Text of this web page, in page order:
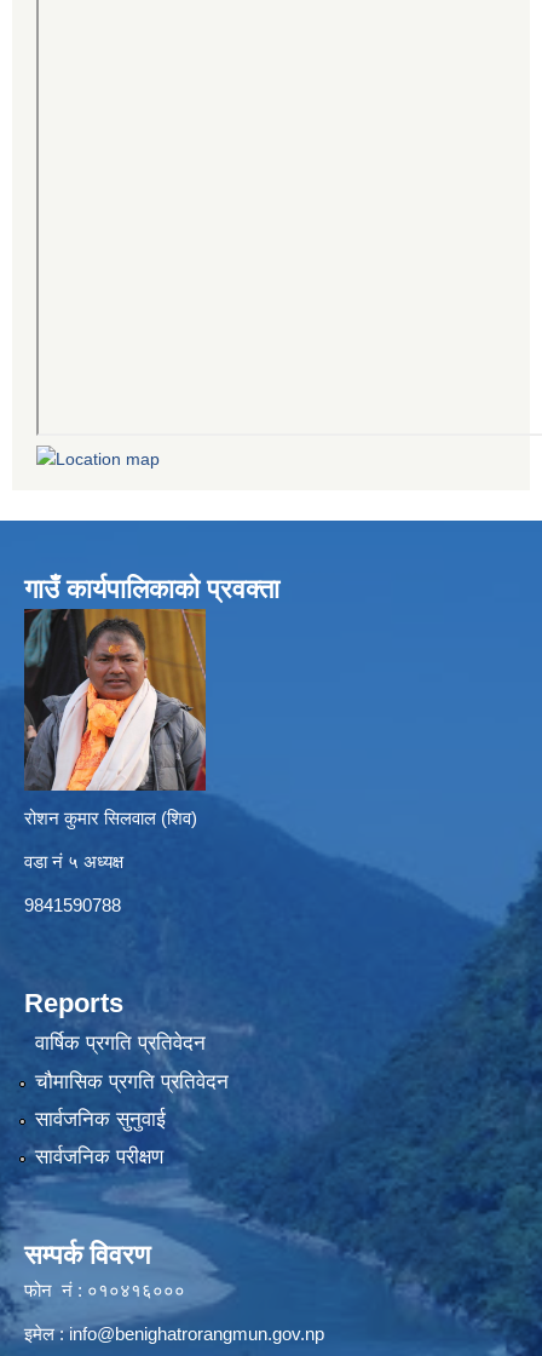
गाउँ कार्यपालिकाको प्रवक्ता
रोशन कुमार सिलवाल (शिव)
वडा नं ५ अध्यक्ष
9841590788
Reports
वार्षिक प्रगति प्रतिवेदन
चौमासिक प्रगति प्रतिवेदन
सार्वजनिक सुनुवाई
सार्वजनिक परीक्षण
सम्पर्क विवरण
फोन नं : ०१०४१६०००
इमेल :info@benighatrorangmun.gov.np